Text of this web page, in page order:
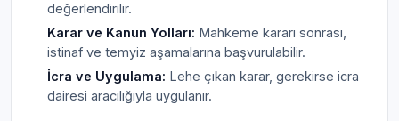
değerlendirilir.
Karar ve Kanun Yolları: Mahkeme kararı sonrası,
istinaf ve temyiz aşamalarına başvurulabilir.
İcra ve Uygulama: Lehe çıkan karar, gerekirse icra
dairesi aracılığıyla uygulanır.